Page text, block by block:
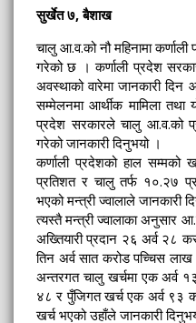
सुर्खेत ७, बैशाख
चालु आ.व.को नौ महिनामा
गरेको छ । कर्णाली प्रदेश
अवस्थाको वारेमा जानकारी
सम्मेलनमा आर्थीक मामिला तथा
प्रदेश सरकारले चालु आ.व.को
गरेको जानकारी दिनुभयो ।
कर्णाली प्रदेशको हाल सम्मको
प्रतिशत र चालु तर्फ १०.२७
भएको मन्त्री ज्वालाले जानकारी
त्यस्तै मन्त्री ज्वालाका अनुसार
अख्तियारी प्रदान २६ अर्व २८
तिन अर्व सात करोड पच्चिस
अन्तरगत चालु खर्चमा एक अर्व
४८ र पुँजिगत खर्च एक अर्व ९३
खर्च भएको उहाँले जानकारी